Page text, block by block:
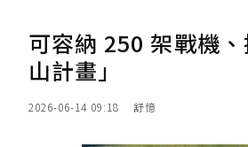
可容納 250 架戰機
山計畫」
2026-06-14 09:18 舒憶